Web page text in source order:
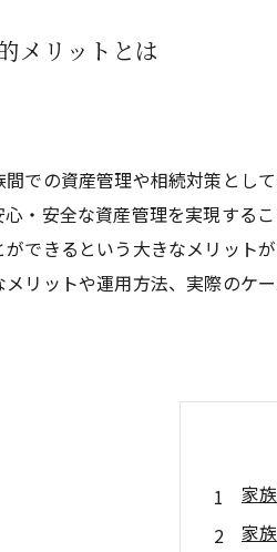
メリットとは
での資産管理や相続対策とし
・安全な資産管理を実現する
できるという大きなメリット
リットや運用方法、実際のケ
家
家